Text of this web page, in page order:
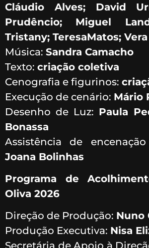
Cláudio Alves; David
Prudêncio; Miguel
Tristany; TeresaMatos;
Música: Sandra Camacho
Texto: criação coletiva
Cenografia e figurinos:
Execução de cenário: Mário
Desenho de Luz: Paula
Bonassa
Assistência de
Joana Bolinhas
Programa de
Oliva 2026
Direção de Produção: Nuno
Produção Executiva: Nisa
Secretária de Apoio à